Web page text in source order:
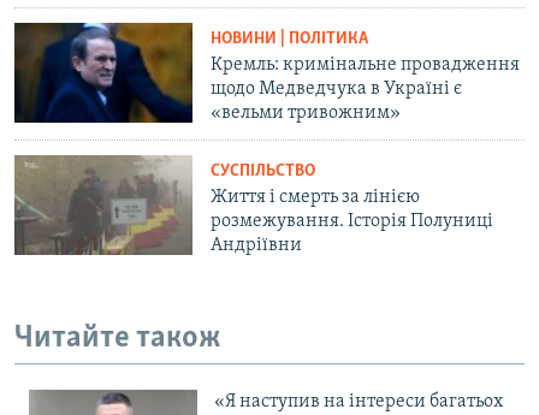
НОВИНИ | ПОЛІТИКА
Кремль: кримінальне провадження
щодо Медведчука в Україні є
«вельми тривожним»
СУСПІЛЬСТВО
Життя і смерть за лінією
розмежування. Історія Полуниці
Андріївни
Читайте також
«Я наступив на інтереси багатьох